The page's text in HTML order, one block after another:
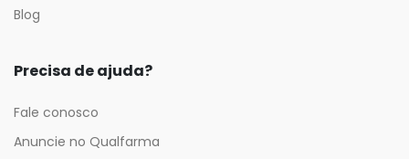
Blog
Precisa de ajuda?
Fale conosco
Anuncie no Qualfarma